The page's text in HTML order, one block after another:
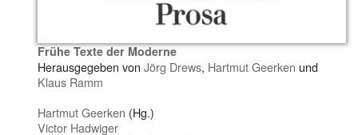
Frühe Texte der Moderne
Herausgegeben von Jörg Drews, Hartmut Geerken und
Klaus Ramm
Hartmut Geerken (Hg.)
Victor Hadwiger